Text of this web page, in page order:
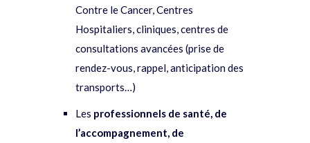
Contre le Cancer, Centres
Hospitaliers, cliniques, centres de
consultations avancées (prise de
rendez-vous, rappel, anticipation des
transports…)
Les professionnels de santé, de
l’accompagnement, de